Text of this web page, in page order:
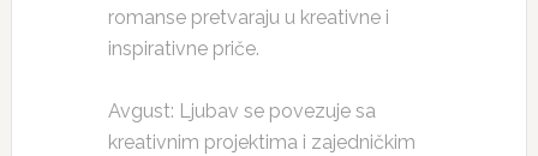
romanse pretvaraju u kreativne i
inspirativne priče.
Avgust: Ljubav se povezuje sa
kreativnim projektima i zajedničkim